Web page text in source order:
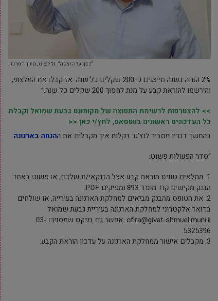
“כסף על הרצפה”. גל לנצ’נר, מתוך הסרטון.
2% הנחה בשנה מייצגים כ-200 שקלים כל שנה. אז קבלו את המלצתי,
והירשמו להוראת קבע על מנת לחסוך 200 שקלים כל שנה.”
>> להצטרפות לרשימת התפוצה של מקומונט גבעת שמואל וקבלת
כל העדכונים ראשונים בווטסאפ, לחץ/י כאן <<
בהמשך דבריו מסביר לנצ’נר בקלות איך מקבלים את ההנחה בארנונה.
“סדר הפעולות פשוט:
1. ממלאים טופס הוראת קבע אצל הבנקאי/ת שלכם, או פשוט באתר
הבנק מקישים קוד מוסד 893 ומפיקים PDF.
2. את הטופס מהבנק מביאים למחלקת הארנונה בעירייה, או שולחים
בדואר אלקטרוני למחלקת הארנונה בעיריית גבעת שמואל
ofira@givat-shmuel.muni.il. אפשר גם בפקס שמספרו 03-
5325396.
3. מקבלים אישור ממחלקת הארנונה על עדכון הוראת הקבע.